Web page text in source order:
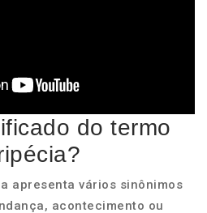
do termo
apresenta vários sinônimos
acontecimento ou